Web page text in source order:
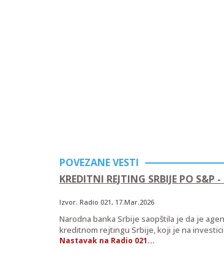
POVEZANE VESTI
KREDITNI REJTING SRBIJE PO
Izvor: Radio 021, 17.Mar.2026
Narodna banka Srbije saopštila je da je
kreditnom rejtingu Srbije, koji je na
Nastavak na Radio 021...